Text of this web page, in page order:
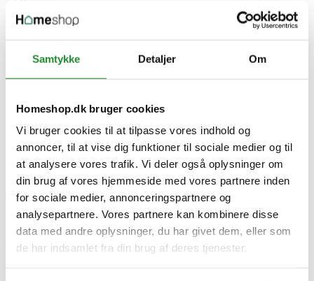
Samtykke Detaljer Om
Homeshop.dk bruger cookies
Vi bruger cookies til at tilpasse vores indhold og
annoncer, til at vise dig funktioner til sociale medier og til
at analysere vores trafik. Vi deler også oplysninger om
din brug af vores hjemmeside med vores partnere inden
for sociale medier, annonceringspartnere og
analysepartnere. Vores partnere kan kombinere disse
data med andre oplysninger, du har givet dem, eller som
de har indsamlet fra din brug af deres tjenester.
Producent information
Strandvejen 16, 7800 Skive
Danmark
www.wimex.dk
Lev. varenr.
1760194033
Relaterede artikler
Hegn – Holdbart, Stilfuldt & Vedligeholdelsesfrit!
Udgivet i:Haven,Guide haven
2025-02-17
443 visninger
0 Kunne lide
Skriv produktanmeldelse